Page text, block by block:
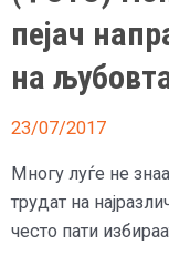
од
љубовта“
пејач
на
23/07/2017
Многу луѓе не
трудат на
често пати